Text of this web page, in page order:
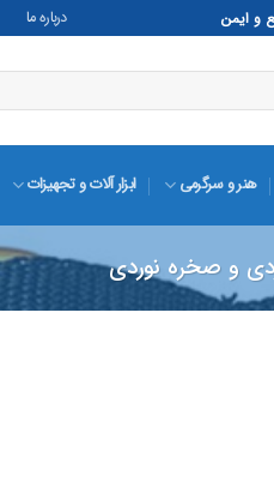
درباره ما
هنر و سرگرمی ابزار آلات و تجهیزات
و صخره نوردی